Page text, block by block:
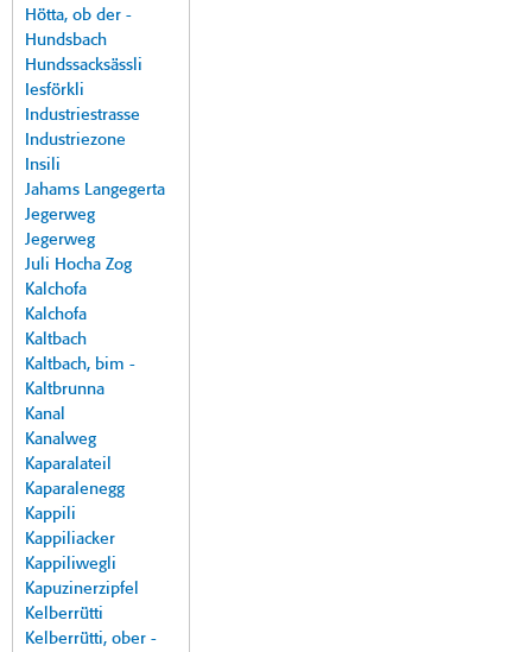
Hötta, ob der -
Hundsbach
Hundssacksässli
Iesförkli
Industriestrasse
Industriezone
Insili
Jahams Langegerta
Jegerweg
Jegerweg
Juli Hocha Zog
Kalchofa
Kalchofa
Kaltbach
Kaltbach, bim -
Kaltbrunna
Kanal
Kanalweg
Kaparalateil
Kaparalenegg
Kappili
Kappiliacker
Kappiliwegli
Kapuzinerzipfel
Kelberrütti
Kelberrütti, ober -